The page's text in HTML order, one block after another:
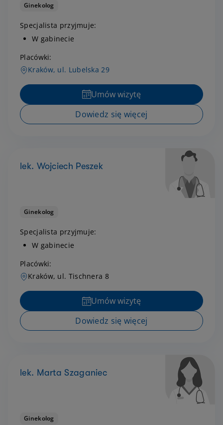
Ginekolog
Specjalista przyjmuje:
W gabinecie
Placówki:
Kraków, ul. Lubelska 29
Umów wizytę
Dowiedz się więcej
lek. Wojciech Peszek
Ginekolog
Specjalista przyjmuje:
W gabinecie
Placówki:
Kraków, ul. Tischnera 8
Umów wizytę
Dowiedz się więcej
lek. Marta Szaganiec
Ginekolog